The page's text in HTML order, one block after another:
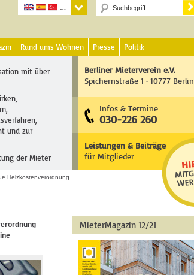
Rund ums Wohnen Presse Politik
mit über
und zur
der Mieter
Berliner Mieterverein e.V.
Spichernstraße 1 · 10777 Berlin
Infos & Termine
030-226 260
Leistungen & Beiträge
für Mitglieder
Heizkostenverordnung
MieterMagazin 12/21